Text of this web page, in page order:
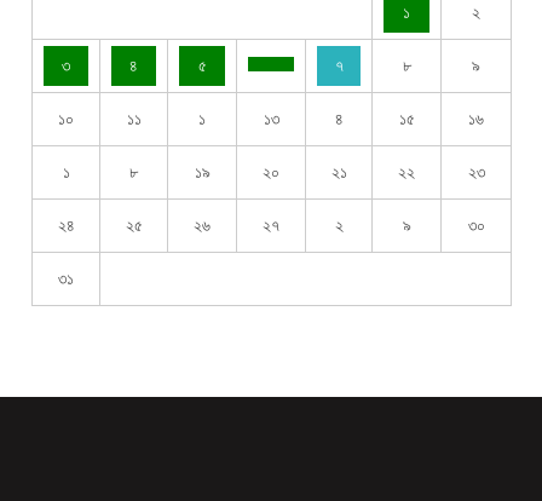
১ ২
৩ ৪ ৫ ৭ ৮ ৯
১০ ১১ ১ ১৩ ৪ ১৫ ১৬
১ ৮ ১৯ ২০ ২১ ২২ ২৩
২৪ ২৫ ২৬ ২৭ ২ ৯ ৩০
৩১